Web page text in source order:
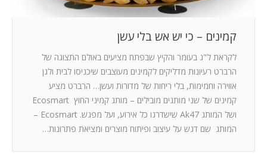
קמינים – כי יש אש בלי עשן
לקראת ל"ג בעומר והקיץ שבפתח מציעים באולם התצוגה של
הרברט רעיונות מדליקים לקמינים מעוצבים שיכניסו לבית ולגן
אווירה וחמימות, בלי ריחות של מדורות ועשן… הרברט מציע
קמינים של שני מותגים מובילים – מותג קמיני החוץ Ecosmart
ושל המותג Ak47 שישדרגו כל אירוע, ועל מפגש. Ecosmart –
המותג שם דגש על עיצוב ופיתוח מוצרים ומציאת פתרונות…